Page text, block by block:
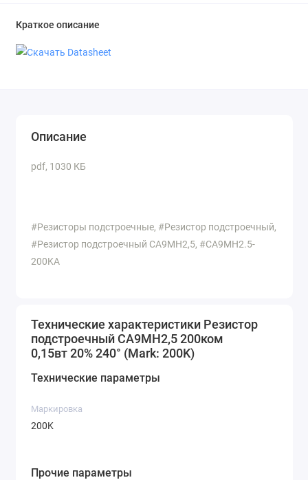
Краткое описание
Описание
pdf, 1030 КБ
#Резисторы подстроечные, #Резистор подстроечный,
#Резистор подстроечный CA9MH2,5, #CA9MH2.5-
200KA
Технические характеристики Резистор
подстроечный CA9MH2,5 200ком
0,15вт 20% 240° (Mark: 200K)
Технические параметры
Маркировка
200K
Прочие параметры